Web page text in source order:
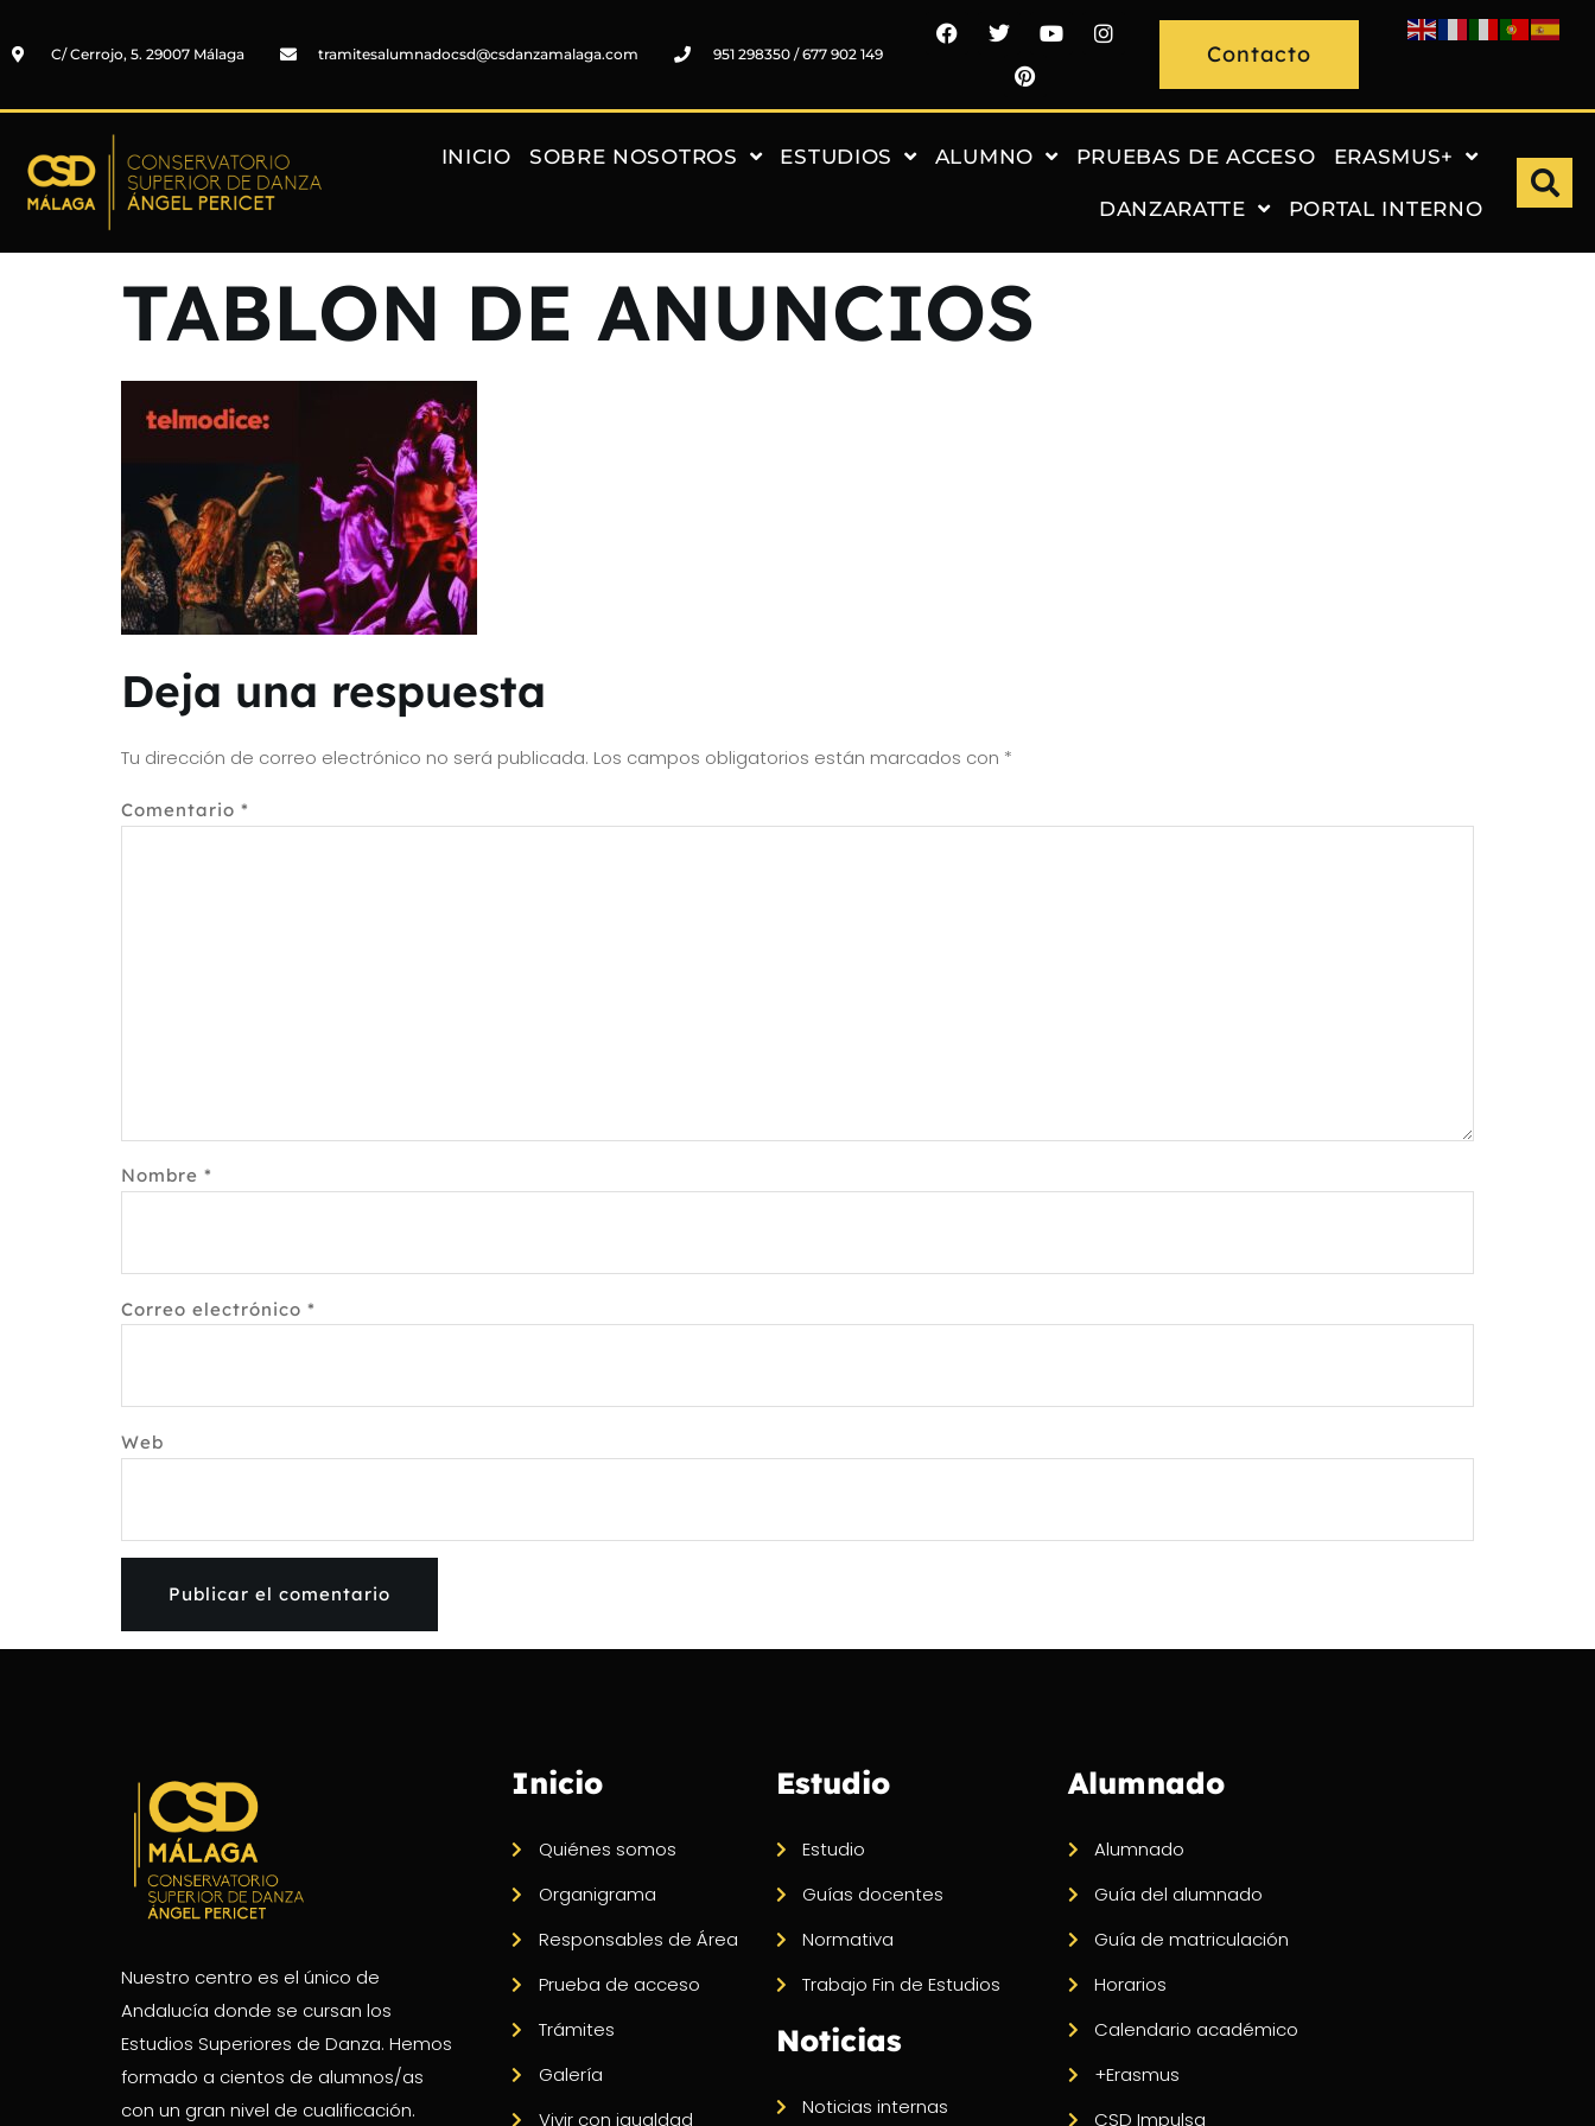
C/ Cerrojo, 5. 29007 Málaga tramitesalumnadocsd@csdanzamalaga.com 951 298350 / 677 902 149 Contacto
INICIO SOBRE NOSOTROS ESTUDIOS ALUMNO PRUEBAS DE ACCESO ERASMUS+
DANZARATTE PORTAL INTERNO
TABLON DE ANUNCIOS
Deja una respuesta
Tu dirección de correo electrónico no será publicada. Los campos obligatorios están marcados con *
Comentario *
Nombre *
Correo electrónico *
Web
Nuestro centro es el único de
Andalucía donde se cursan los
Estudios Superiores de Danza. Hemos
formado a cientos de alumnos/as
con un gran nivel de cualificación.
Inicio
Quiénes somos
Organigrama
Responsables de Área
Prueba de acceso
Trámites
Galería
Vivir con igualdad
Estudio
Estudio
Guías docentes
Normativa
Trabajo Fin de Estudios
Noticias
Noticias internas
Alumnado
Alumnado
Guía del alumnado
Guía de matriculación
Horarios
Calendario académico
+Erasmus
CSD Impulsa